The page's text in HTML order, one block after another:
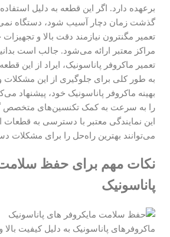
برعهده دارد. اگر این قطعه به دلیل
گذشت زمان دچار آسیب شود، دستگاه
تعمیر مگنترون نیازمند دقت بالا و
مراکز معتبر ارائه می‌شود. جالب است
تعمیر ماکروفر پاناسونیک، ایراد از این
به طور کلی برای جلوگیری از این مشکلات
بهینه ماکروفر پاناسونیک خود، پیشنهاد
را به سرعت به کمک تکنسین‌های متخصص
این نمایندگی معتبر با دسترسی به قطعات
می‌توانند بهترین راه‌حل را برای مشکلات
نکات مهم برای حفظ
پاناسونیک
ماکروفرهای پاناسونیک به دلیل کیفیت